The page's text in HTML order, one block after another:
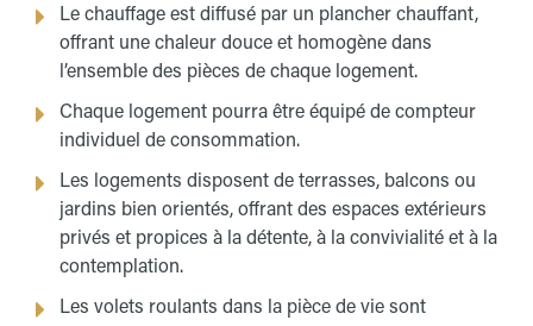
Le chauffage est diffusé par un plancher chauffant,
offrant une chaleur douce et homogène dans
l’ensemble des pièces de chaque logement.
Chaque logement pourra être équipé de compteur
individuel de consommation.
Les logements disposent de terrasses, balcons ou
jardins bien orientés, offrant des espaces extérieurs
privés et propices à la détente, à la convivialité et à la
contemplation.
Les volets roulants dans la pièce de vie sont